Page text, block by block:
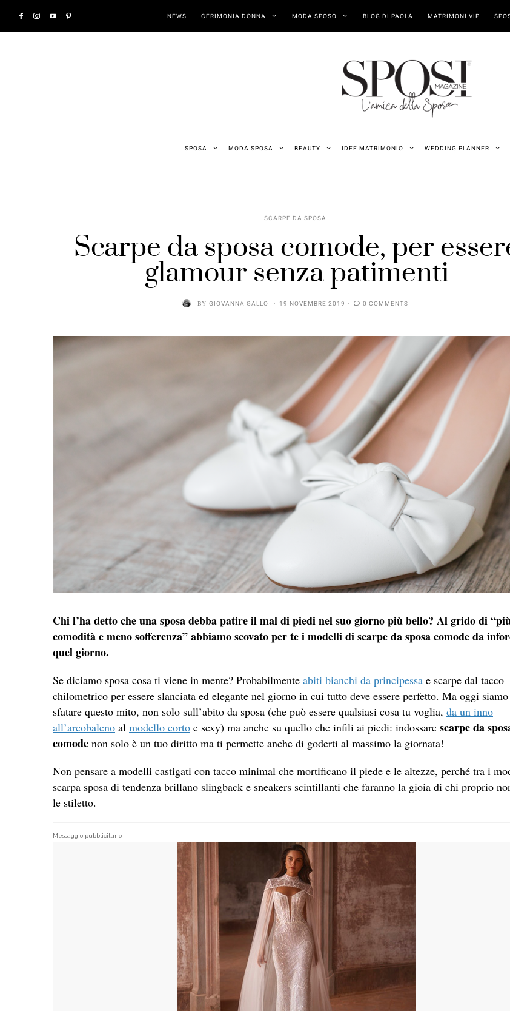
NEWS CERIMONIA DONNA MODA SPOSO BLOG DI PAOLA MATRIMONI VIP
SPOSA MODA SPOSA BEAUTY IDEE MATRIMONIO WEDDING PLANNER
SCARPE DA SPOSA
Scarpe da sposa comode, per
glamour senza patimenti
BYGIOVANNA GALLO 19 NOVEMBRE 2019 0 COMMENTS
Chi l’ha detto che una sposa debba patire il mal di piedi nel suo giorno più bello? Al grido di
comodità e meno sofferenza” abbiamo scovato per te i modelli di scarpe da sposa comode da
quel giorno.
Se diciamo sposa cosa ti viene in mente? Probabilmente abiti bianchi da principessa e scarpe dal tacco
chilometrico per essere slanciata ed elegante nel giorno in cui tutto deve essere perfetto. Ma oggi
sfatare questo mito, non solo sull’abito da sposa (che può essere qualsiasi cosa tu voglia, da un inno
all’arcobaleno al modello corto e sexy) ma anche su quello che infili ai piedi: indossare scarpe da
comode non solo è un tuo diritto ma ti permette anche di goderti al massimo la giornata!
Non pensare a modelli castigati con tacco minimal che mortificano il piede e le altezze, perché tra i
scarpa sposa di tendenza brillano slingback e sneakers scintillanti che faranno la gioia di chi proprio
le stiletto.
Messaggio pubblicitario